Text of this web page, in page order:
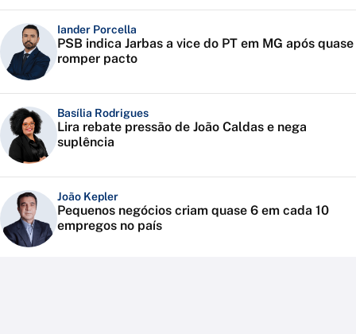
Iander Porcella
PSB indica Jarbas a vice do PT em MG após quase
romper pacto
Basília Rodrigues
Lira rebate pressão de João Caldas e nega
suplência
João Kepler
Pequenos negócios criam quase 6 em cada 10
empregos no país